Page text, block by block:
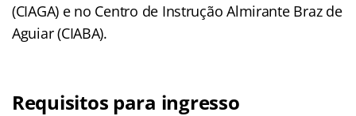
(CIAGA) e no Centro de Instrução Almirante Braz de
Aguiar (CIABA).
Requisitos para ingresso